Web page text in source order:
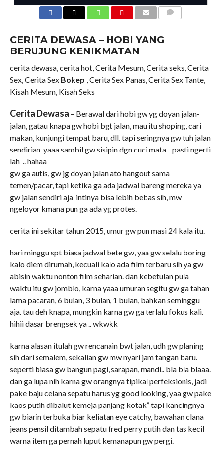
CERITA DEWASA – HOBI YANG
BERUJUNG KENIKMATAN
cerita dewasa, cerita hot, Cerita Mesum, Cerita seks, Cerita
Sex, Cerita Sex Bokep , Cerita Sex Panas, Cerita Sex Tante,
Kisah Mesum, Kisah Seks
Cerita Dewasa – Berawal dari hobi gw yg doyan jalan-
jalan, gatau knapa gw hobi bgt jalan, mau itu shoping, cari
makan, kunjungi tempat baru, dll. tapi seringnya gw tuh jalan
sendirian. yaaa sambil gw sisipin dgn cuci mata . pasti ngerti
lah .. hahaa
gw ga autis, gw jg doyan jalan ato hangout sama
temen/pacar, tapi ketika ga ada jadwal bareng mereka ya
gw jalan sendiri aja, intinya bisa lebih bebas sih, mw
ngeloyor kmana pun ga ada yg protes.
cerita ini sekitar tahun 2015, umur gw pun masi 24 kala itu.
hari minggu spt biasa jadwal bete gw, yaa gw selalu boring
kalo diem dirumah, kecuali kalo ada film terbaru sih ya gw
abisin waktu nonton film seharian. dan kebetulan pula
waktu itu gw jomblo, karna yaaa umuran segitu gw ga tahan
lama pacaran, 6 bulan, 3 bulan, 1 bulan, bahkan seminggu
aja. tau deh knapa, mungkin karna gw ga terlalu fokus kali.
hihii dasar brengsek ya .. wkwkk
karna alasan itulah gw rencanain bwt jalan, udh gw planing
sih dari semalem, sekalian gw mw nyari jam tangan baru.
seperti biasa gw bangun pagi, sarapan, mandi.. bla bla blaaa.
dan ga lupa nih karna gw orangnya tipikal perfeksionis, jadi
pake baju celana sepatu harus yg good looking, yaa gw pake
kaos putih dibalut kemeja panjang kotak” tapi kancingnya
gw biarin terbuka biar keliatan eye catchy, bawahan clana
jeans pensil ditambah sepatu fred perry putih dan tas kecil
warna item ga pernah luput kemanapun gw pergi.